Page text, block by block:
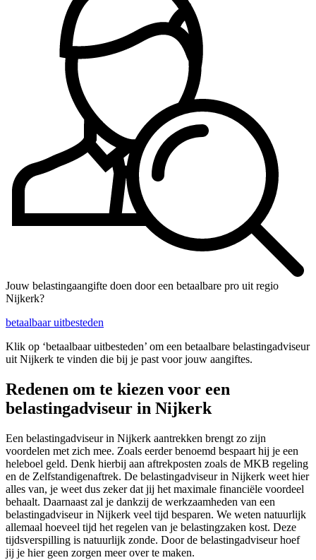
Jouw belastingaangifte doen door een betaalbare pro uit regio
Nijkerk?
betaalbaar uitbesteden
Klik op ‘betaalbaar uitbesteden’ om een betaalbare belastingadviseur
uit Nijkerk te vinden die bij je past voor jouw aangiftes.
Redenen om te kiezen voor een
belastingadviseur in Nijkerk
Een belastingadviseur in Nijkerk aantrekken brengt zo zijn
voordelen met zich mee. Zoals eerder benoemd bespaart hij je een
heleboel geld. Denk hierbij aan aftrekposten zoals de MKB regeling
en de Zelfstandigenaftrek. De belastingadviseur in Nijkerk weet hier
alles van, je weet dus zeker dat jij het maximale financiële voordeel
behaalt. Daarnaast zal je dankzij de werkzaamheden van een
belastingadviseur in Nijkerk veel tijd besparen. We weten natuurlijk
allemaal hoeveel tijd het regelen van je belastingzaken kost. Deze
tijdsverspilling is natuurlijk zonde. Door de belastingadviseur hoef
jij je hier geen zorgen meer over te maken.